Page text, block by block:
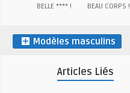
BELLE **** ! BEAU CORPS !
Modèles masculins
Articles Liés